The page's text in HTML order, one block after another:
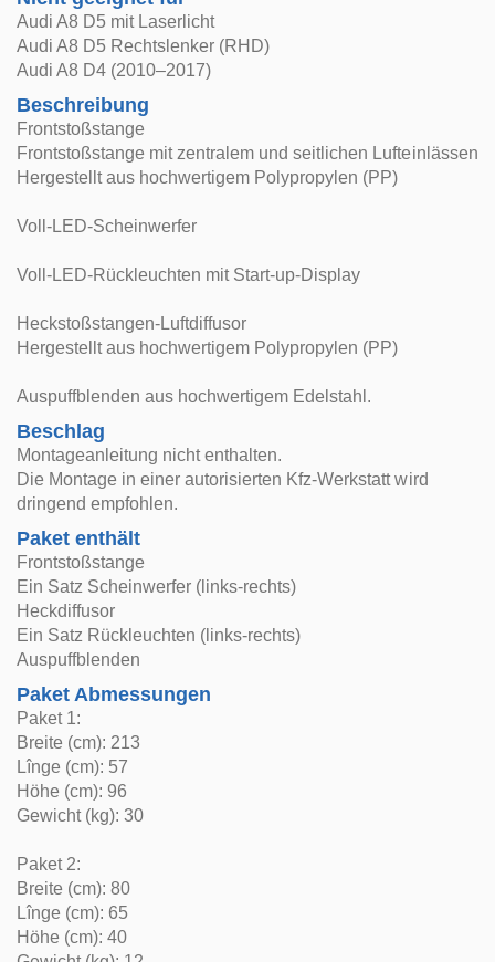
Audi A8 D5 mit Laserlicht
Audi A8 D5 Rechtslenker (RHD)
Audi A8 D4 (2010–2017)
Beschreibung
Frontstoßstange
Frontstoßstange mit zentralem und seitlichen Lufteinlässen
Hergestellt aus hochwertigem Polypropylen (PP)
Voll-LED-Scheinwerfer
Voll-LED-Rückleuchten mit Start-up-Display
Heckstoßstangen-Luftdiffusor
Hergestellt aus hochwertigem Polypropylen (PP)
Auspuffblenden aus hochwertigem Edelstahl.
Beschlag
Montageanleitung nicht enthalten.
Die Montage in einer autorisierten Kfz-Werkstatt wird
dringend empfohlen.
Paket enthält
Frontstoßstange
Ein Satz Scheinwerfer (links-rechts)
Heckdiffusor
Ein Satz Rückleuchten (links-rechts)
Auspuffblenden
Paket Abmessungen
Paket 1:
Breite (cm): 213
Lînge (cm): 57
Höhe (cm): 96
Gewicht (kg): 30
Paket 2:
Breite (cm): 80
Lînge (cm): 65
Höhe (cm): 40